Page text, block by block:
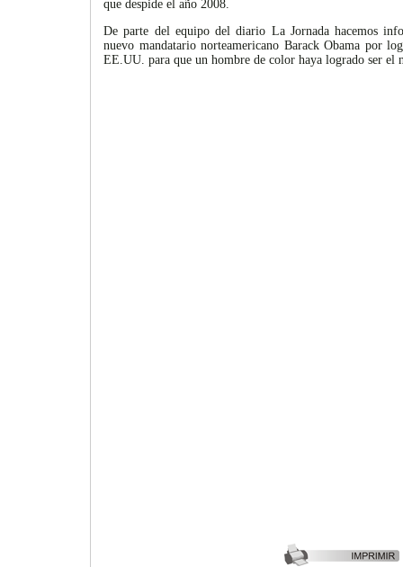
que despide el año 2008.
De parte del equipo del diario La Jornada hacemos
nuevo mandatario norteamericano Barack Obama por
EE.UU. para que un hombre de color haya logrado ser el